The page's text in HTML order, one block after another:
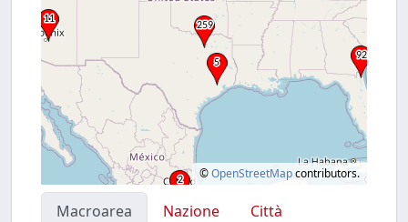
©OpenStreetMapcontributors.
Macroarea Nazione
Città